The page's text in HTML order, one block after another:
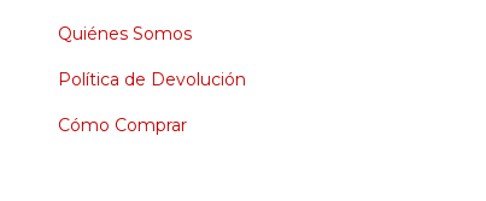
Quiénes Somos
Política de Devolución
Cómo Comprar